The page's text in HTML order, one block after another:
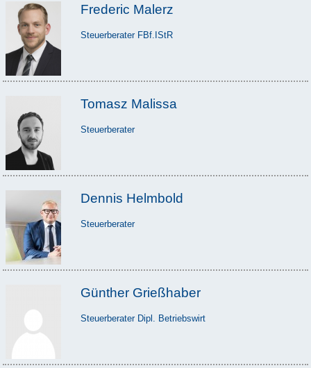
Frederic Malerz
Steuerberater FBf.IStR
Tomasz Malissa
Steuerberater
Dennis Helmbold
Steuerberater
Günther Grießhaber
Steuerberater Dipl. Betriebswirt